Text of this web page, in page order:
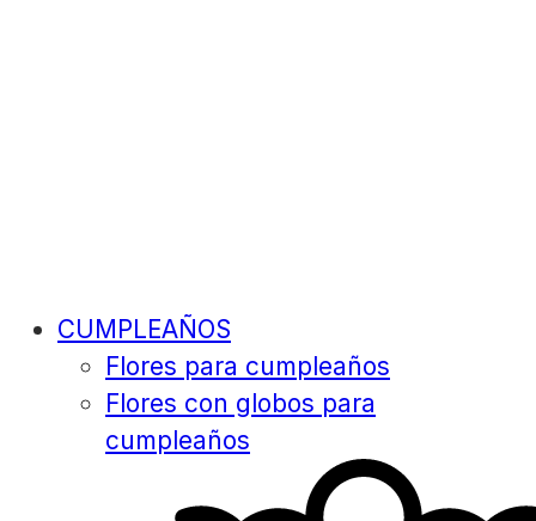
CUMPLEAÑOS
Flores para cumpleaños
Flores con globos para
cumpleaños